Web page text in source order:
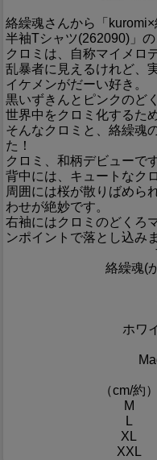
絡繰魂さんから「
半袖Tシャツ(262090)」の
クロミは、自称マイメロ
乱暴者に見えるけれど、
イケメンがだーい好き。
黒いずきんとピンクのど
世界中をクロミ化するた
そんなクロミと、絡繰魂
た！
クロミ、和柄デビューで
背中には、キュートなク
周囲には桜が散りばめら
わせが絶妙です。
右袖にはクロミのどくろ
ンポイントで落とし込み
絡繰魂(
ホワ
（cm/約）
M
L
XL
XXL